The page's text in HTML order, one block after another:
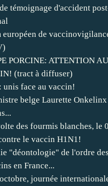
témoignage d'accident
européen de
PORCINE: ATTENTION AU
(tract à diffuser)
unis face au vaccin!
belge Laurette Onkelinx
des fourmis blanches, le
le vaccin H1N1!
"déontologie" de l'ordre des
en France...
journée